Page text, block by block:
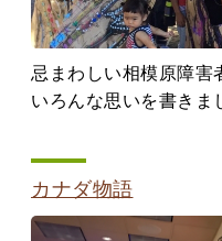
忌まわしい相模原障害
いろんな思いを書きま
カナダ物語